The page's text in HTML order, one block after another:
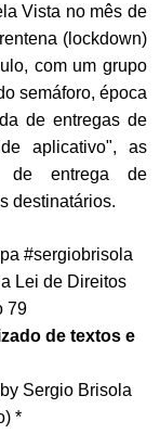
Vista no mês de
(lockdown)
com um grupo
semáforo, época
de entregas de
aplicativo", as
de entrega de
destinatários.
#sergiobrisola
Lei de Direitos
79
de textos e
Sergio Brisola
*